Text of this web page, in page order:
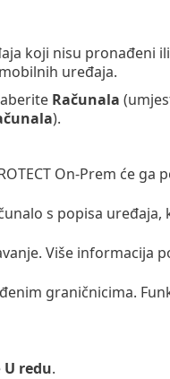
koji nisu pronađeni
uređaja.
Računala
).
On-Prem će ga
s popisa uređaja,
Više informacija
graničnicima.
U redu.